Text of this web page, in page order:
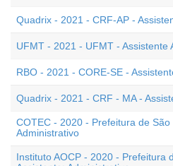
Quadrix - 2021 - CRF-AP -
UFMT - 2021 - UFMT - Assistente
RBO - 2021 - CORE-SE -
Quadrix - 2021 - CRF - MA -
COTEC - 2020 - Prefeitura de
Administrativo
Instituto AOCP - 2020 - Prefeitura